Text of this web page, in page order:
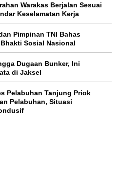
Warakas Berjalan Sesuai
Keselamatan Kerja
Pimpinan TNI Bahas
Sosial Nasional
Dugaan Bunker, Ini
di Jaksel
Pelabuhan Tanjung Priok
Pelabuhan, Situasi